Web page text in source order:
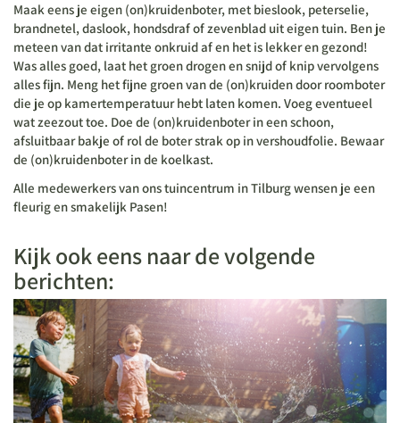
Maak eens je eigen (on)kruidenboter, met bieslook, peterselie,
brandnetel, daslook, hondsdraf of zevenblad uit eigen tuin. Ben je
meteen van dat irritante onkruid af en het is lekker en gezond!
Was alles goed, laat het groen drogen en snijd of knip vervolgens
alles fijn. Meng het fijne groen van de (on)kruiden door roomboter
die je op kamertemperatuur hebt laten komen. Voeg eventueel
wat zeezout toe. Doe de (on)kruidenboter in een schoon,
afsluitbaar bakje of rol de boter strak op in vershoudfolie. Bewaar
de (on)kruidenboter in de koelkast.
Alle medewerkers van ons tuincentrum in Tilburg wensen je een
fleurig en smakelijk Pasen!
Kijk ook eens naar de volgende
berichten: